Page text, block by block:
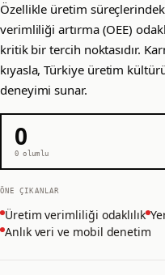
Özellikle üretim
verimliliği artırma (OEE)
kritik bir tercih noktasıdır.
kıyasla, Türkiye üretim
deneyimi sunar.
0
0olumlu
ÖNE ÇIKANLAR
Üretim verimliliği odaklılık
Anlık veri ve mobil denetim